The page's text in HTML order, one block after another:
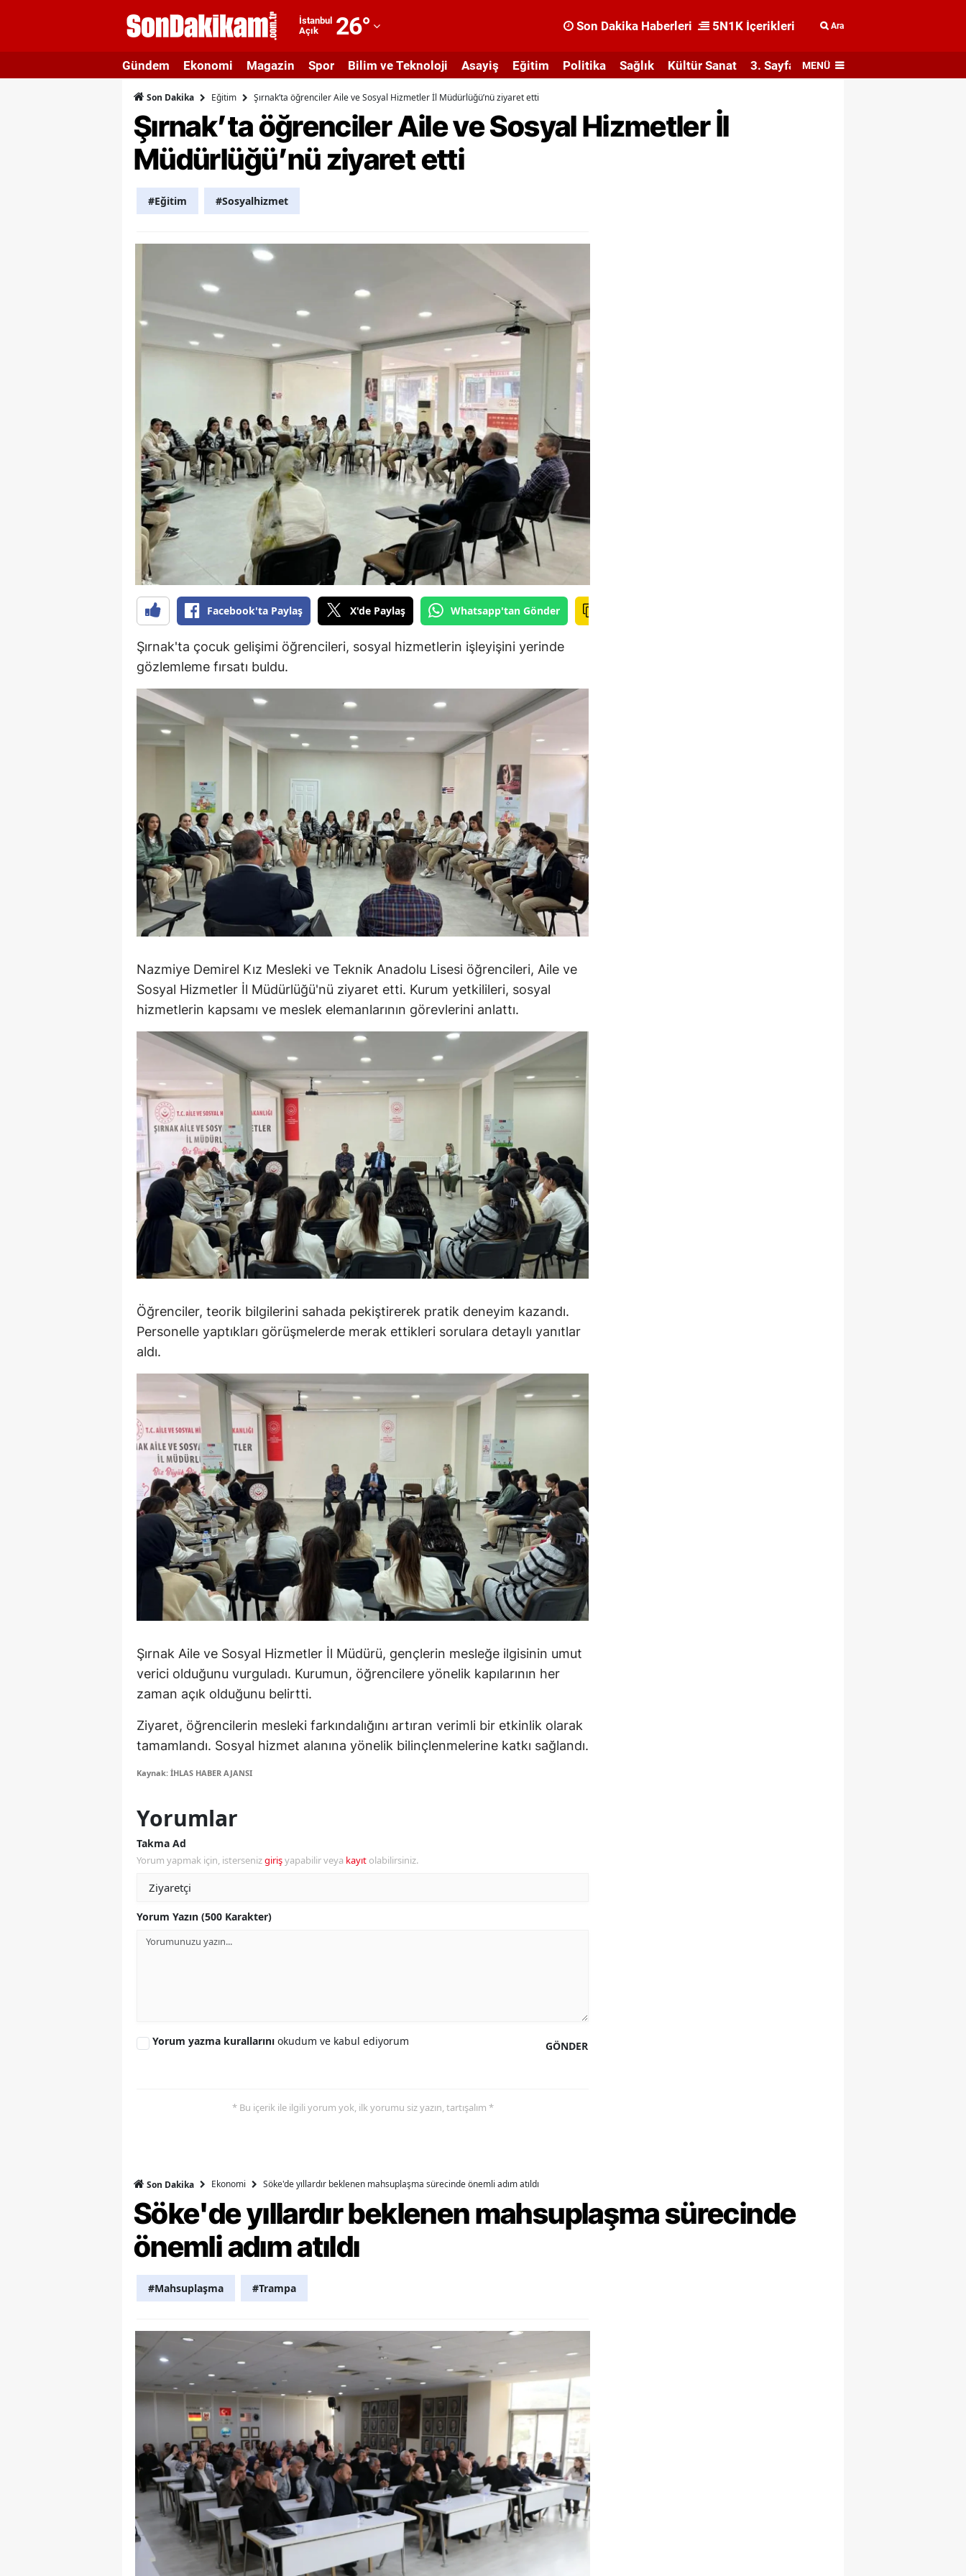
İstanbul
Açık
26°
Adıyaman
Afyonkarahisar
Ağrı
Amasya
Bilecik
Bingöl
Bolu
Burdur
Bursa
Çanakkale
Çankırı
Çorum
Denizli
Elazığ
Erzincan
Erzurum
Eskişehir
Gaziantep
Giresun
Gümüşhane
Hakkari
Hatay
Mersin
İstanbul
Kars
Kırklareli
Kırşehir
Kocaeli
Konya
Kütahya
Malatya
Manisa
Mardin
Nevşehir
Niğde
Ordu
Sakarya
Siirt
Sivas
Tekirdağ
Şanlıurfa
Bayburt
Kırıkkale
Ardahan
Iğdır
Kilis
Osmaniye
Düzce
Son Dakika Haberleri 5N1K İçerikleri Ara
Gündem Ekonomi Magazin Spor Bilim ve Teknoloji Asayiş Eğitim Politika Sağlık Kültür Sanat 3. Sayfa MENÜ
Son Dakika Eğitim Şırnak’ta öğrenciler Aile ve Sosyal Hizmetler İl Müdürlüğü’nü ziyaret etti
Şırnak’ta öğrenciler Aile ve Sosyal Hizmetler İl
Müdürlüğü’nü ziyaret etti
#Eğitim #Sosyalhizmet
Facebook'ta Paylaş X'de Paylaş Whatsapp'tan Gönder
Şırnak'ta çocuk gelişimi öğrencileri, sosyal hizmetlerin işleyişini yerinde
gözlemleme fırsatı buldu.
Nazmiye Demirel Kız Mesleki ve Teknik Anadolu Lisesi öğrencileri, Aile ve
Sosyal Hizmetler İl Müdürlüğü'nü ziyaret etti. Kurum yetkilileri, sosyal
hizmetlerin kapsamı ve meslek elemanlarının görevlerini anlattı.
Öğrenciler, teorik bilgilerini sahada pekiştirerek pratik deneyim kazandı.
Personelle yaptıkları görüşmelerde merak ettikleri sorulara detaylı yanıtlar
aldı.
Şırnak Aile ve Sosyal Hizmetler İl Müdürü, gençlerin mesleğe ilgisinin umut
verici olduğunu vurguladı. Kurumun, öğrencilere yönelik kapılarının her
zaman açık olduğunu belirtti.
Ziyaret, öğrencilerin mesleki farkındalığını artıran verimli bir etkinlik olarak
tamamlandı. Sosyal hizmet alanına yönelik bilinçlenmelerine katkı sağlandı.
Kaynak: İHLAS HABER AJANSI
Yorumlar
Takma Ad
Yorum yapmak için, istersenizgirişyapabilir veya kayıt olabilirsiniz.
Yorum Yazın (500 Karakter)
GÖNDER
Yorum yazma kurallarını okudum ve kabul ediyorum
* Bu içerik ile ilgili yorum yok, ilk yorumu siz yazın, tartışalım *
Son Dakika Ekonomi Söke'de yıllardır beklenen mahsuplaşma sürecinde önemli adım atıldı
Söke'de yıllardır beklenen mahsuplaşma sürecinde
önemli adım atıldı
#Mahsuplaşma #Trampa